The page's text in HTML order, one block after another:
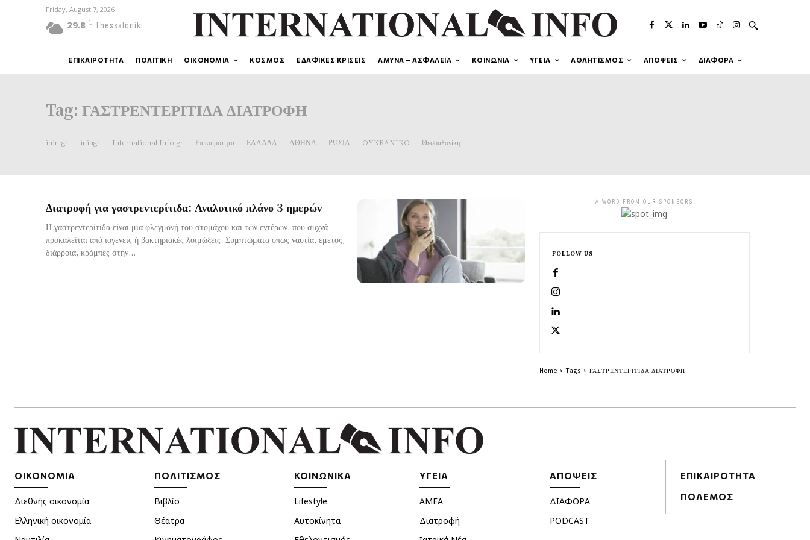
Friday, August 7, 2026
29.8 C Thessaloniki
ΕΠΙΚΑΙΡΟΤΗΤΑ ΠΟΛΙΤΙΚΗ ΟΙΚΟΝΟΜΙΑ ΚΟΣΜΟΣ ΕΔΑΦΙΚΕΣ ΚΡΙΣΕΙΣ ΑΜΥΝΑ – ΑΣΦΑΛΕΙΑ ΚΟΙΝΩΝΙΑ ΥΓΕΙΑ ΑΘΛΗΤΙΣΜΟΣ ΑΠΟΨΕΙΣ ΔΙΑΦΟΡΑ
Tag: ΓΑΣΤΡΕΝΤΕΡΙΤΙΔΑ ΔΙΑΤΡΟΦΗ
inin.gr iningr International Info.gr Επικαιρότητα ΕΛΛΑΔΑ ΑΘΗΝΑ ΡΩΣΙΑ OYKRANIKO Θεσσαλονίκη
Διατροφή για γαστρεντερίτιδα: Αναλυτικό πλάνο 3 ημερών
Η γαστρεντερίτιδα είναι μια φλεγμονή του στομάχου και των εντέρων, που συχνά
προκαλείται από ιογενείς ή βακτηριακές λοιμώξεις. Συμπτώματα όπως ναυτία, έμετος,
διάρροια, κράμπες στην...
- A WORD FROM OUR SPONSORS -
FOLLOW US
Home Tags ΓΑΣΤΡΕΝΤΕΡΙΤΙΔΑ ΔΙΑΤΡΟΦΗ
ΟΙΚΟΝΟΜΙΑ
Διεθνής οικονομία
Ελληνική οικονομία
ΠΟΛΙΤΙΣΜΟΣ
Βιβλίο
Θέατρα
ΚΟΙΝΩΝΙΚΑ
Lifestyle
Αυτοκίνητα
ΥΓΕΙΑ
ΑΜΕΑ
Διατροφή
ΑΠΟΨΕΙΣ
ΔΙΑΦΟΡΑ
PODCAST
ΕΠΙΚΑΙΡΟΤΗΤΑ
ΠΟΛΕΜΟΣ